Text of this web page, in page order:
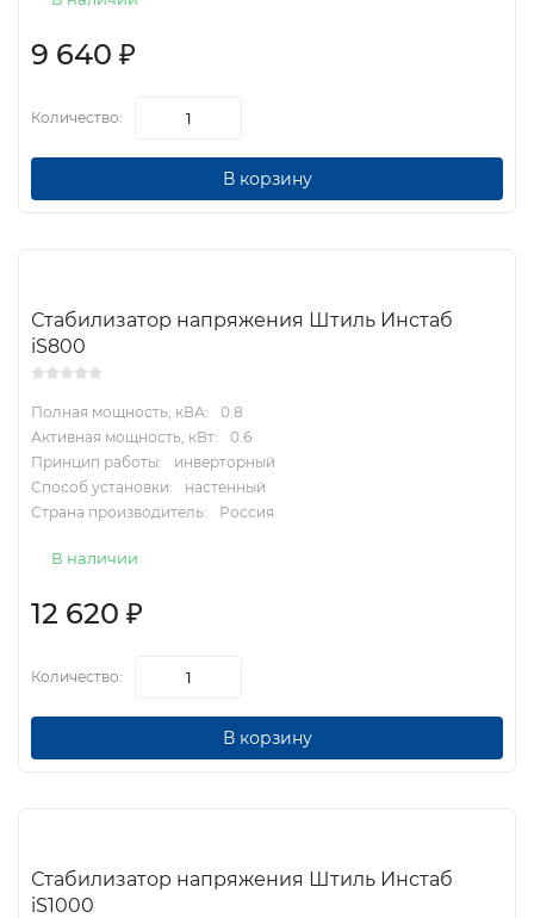
9 640 ₽
Количество:
В корзину
Стабилизатор напряжения Штиль Инстаб
iS800
Полная мощность, кВА:
0.8
Активная мощность, кВт:
0.6
Принцип работы:
инверторный
Способ установки:
настенный
Страна производитель:
Россия
В наличии
12 620 ₽
Количество:
В корзину
Стабилизатор напряжения Штиль Инстаб
iS1000